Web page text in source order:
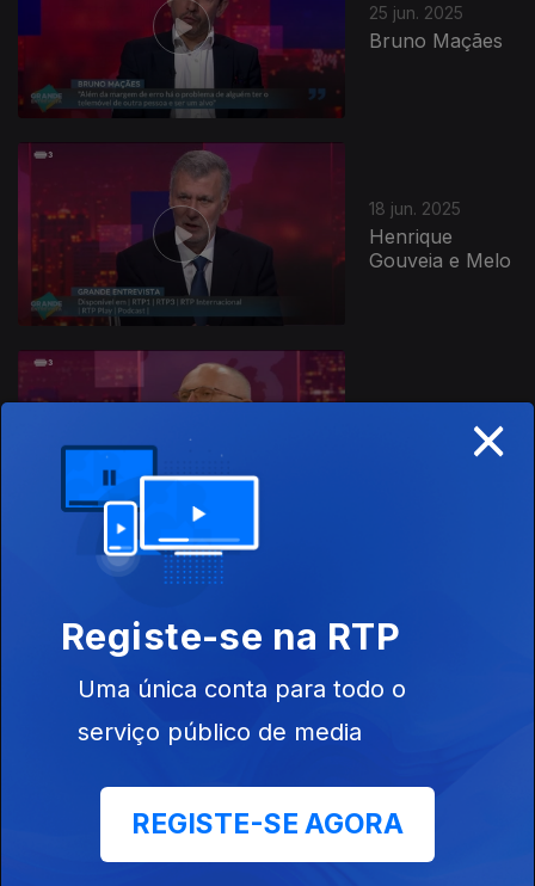
25 jun. 2025
Bruno Maçães
18 jun. 2025
Henrique
Gouveia e Melo
Carlos Tavares
04 jun. 2025
28 mai. 2025
José Luís
×
Registe-se na RTP
Uma única conta para todo o
serviço público de media
REGISTE-SE AGORA